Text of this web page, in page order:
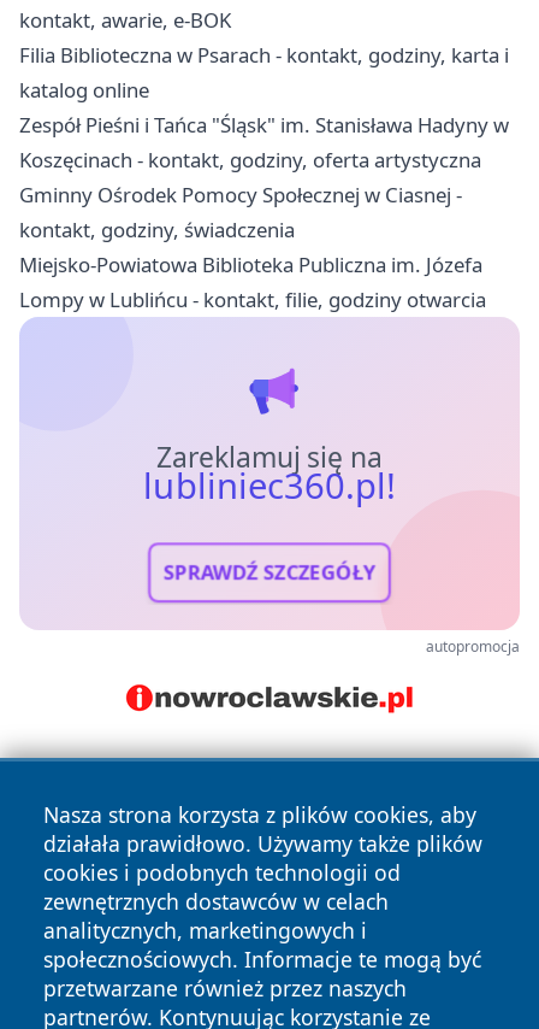
kontakt, awarie, e-BOK
Filia Biblioteczna w Psarach - kontakt, godziny, karta i
katalog online
Zespół Pieśni i Tańca "Śląsk" im. Stanisława Hadyny w
Koszęcinach - kontakt, godziny, oferta artystyczna
Gminny Ośrodek Pomocy Społecznej w Ciasnej -
kontakt, godziny, świadczenia
Miejsko-Powiatowa Biblioteka Publiczna im. Józefa
Lompy w Lublińcu - kontakt, filie, godziny otwarcia
Zareklamuj się na
lubliniec360.pl!
SPRAWDŹ SZCZEGÓŁY
autopromocja
Nasza strona korzysta z plików cookies, aby
działała prawidłowo. Używamy także plików
cookies i podobnych technologii od
zewnętrznych dostawców w celach
analitycznych, marketingowych i
społecznościowych. Informacje te mogą być
przetwarzane również przez naszych
partnerów. Kontynuując korzystanie ze
Copyright © 2026 lubliniec360.pl Wszystkie prawa
zastrzeżone.
Polityka Polityka